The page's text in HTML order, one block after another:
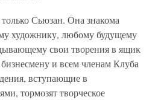
Сьюзан. Она знакома
художнику, любому будущему
свои творения в ящик
и всем членам Клуба
вступающие в
тормозят творческое